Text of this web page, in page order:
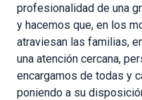
profesionalidad de una
y hacemos que, en los
atraviesan las familias,
una atención cercana,
encargamos de todas y
poniendo a su